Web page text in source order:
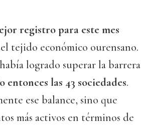
registro para este mes
tejido económico ourensano.
logrado superar la barrera
entonces las 43 sociedades.
ese balance, sino que
más activos en términos de